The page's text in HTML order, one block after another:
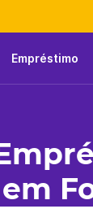
Empréstimo